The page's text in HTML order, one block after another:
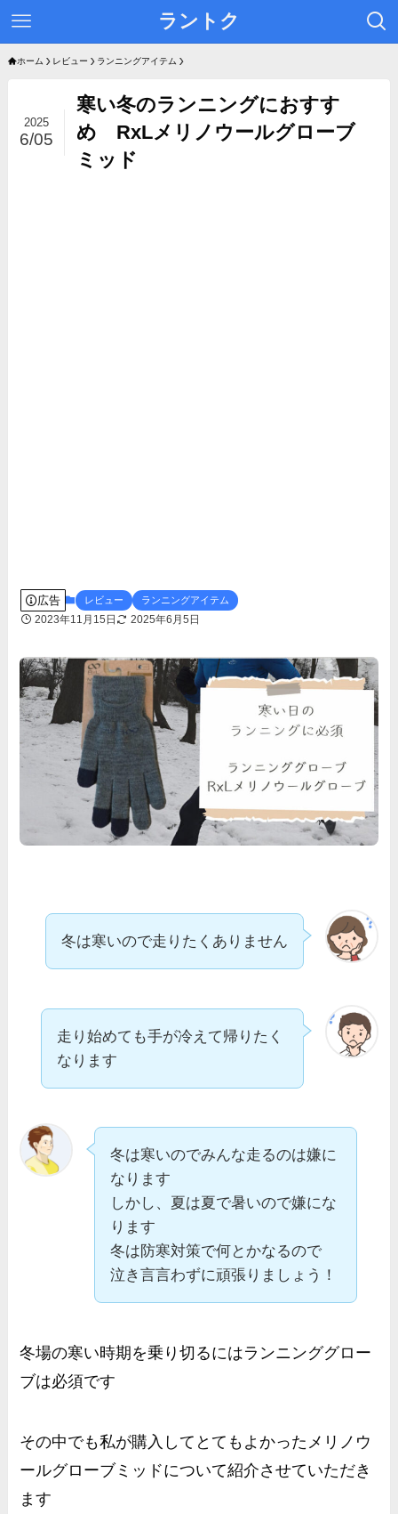
ラントク
ホーム レビュー ランニングアイテム
寒い冬のランニングにおすす
め RxLメリノウールグローブ
ミッド
2025
6/05
広告 レビュー ランニングアイテム
2023年11月15日 2025年6月5日
冬は寒いので走りたくありません
走り始めても手が冷えて帰りたく
なります
冬は寒いのでみんな走るのは嫌に
なります
しかし、夏は夏で暑いので嫌にな
ります
冬は防寒対策で何とかなるので
泣き言言わずに頑張りましょう！
冬場の寒い時期を乗り切るにはランニンググロー
ブは必須です
その中でも私が購入してとてもよかったメリノウ
ールグローブミッドについて紹介させていただき
ます